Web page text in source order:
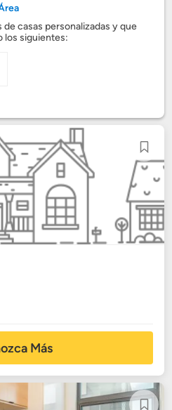
casas personalizadas y que
los siguientes:
Más